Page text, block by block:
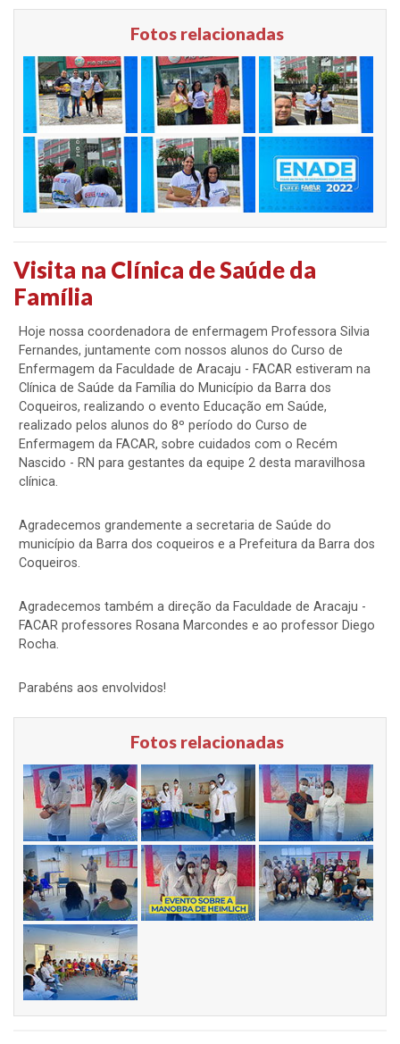
Fotos relacionadas
Visita na Clínica de Saúde da
Família
Hoje nossa coordenadora de enfermagem Professora Silvia
Fernandes, juntamente com nossos alunos do Curso de
Enfermagem da Faculdade de Aracaju - FACAR estiveram na
Clínica de Saúde da Família do Município da Barra dos
Coqueiros, realizando o evento Educação em Saúde,
realizado pelos alunos do 8º período do Curso de
Enfermagem da FACAR, sobre cuidados com o Recém
Nascido - RN para gestantes da equipe 2 desta maravilhosa
clínica.
Agradecemos grandemente a secretaria de Saúde do
município da Barra dos coqueiros e a Prefeitura da Barra dos
Coqueiros.
Agradecemos também a direção da Faculdade de Aracaju -
FACAR professores Rosana Marcondes e ao professor Diego
Rocha.
Parabéns aos envolvidos!​
Fotos relacionadas